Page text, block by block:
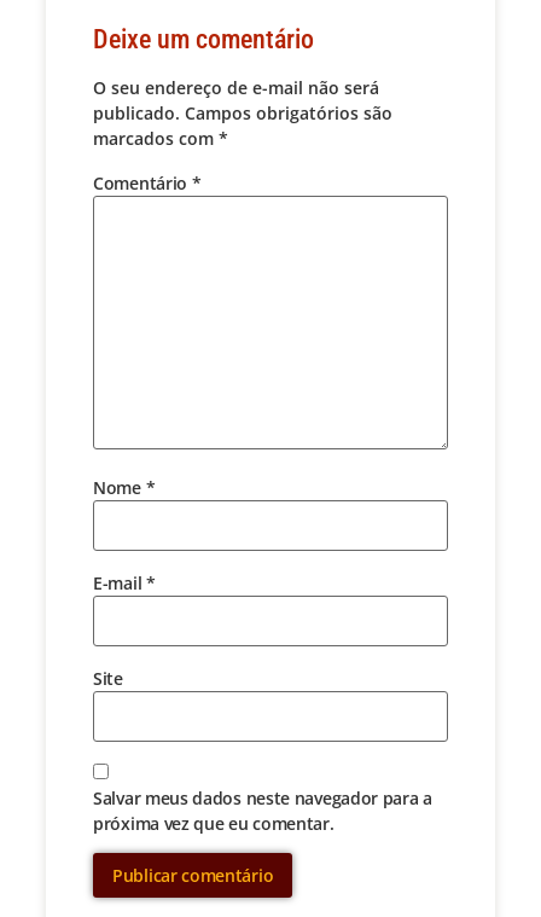
Deixe um comentário
O seu endereço de e-mail não será
publicado. Campos obrigatórios são
marcados com *
Comentário *
Nome *
E-mail *
Site
Salvar meus dados neste navegador para a
próxima vez que eu comentar.